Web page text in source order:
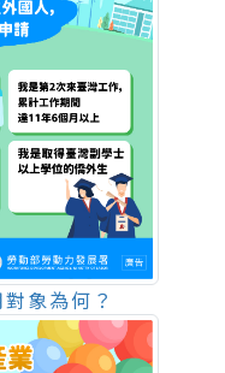
象為何？